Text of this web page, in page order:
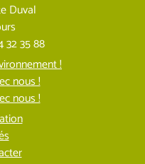
Duval
32 35 88
!
nous !
nous !